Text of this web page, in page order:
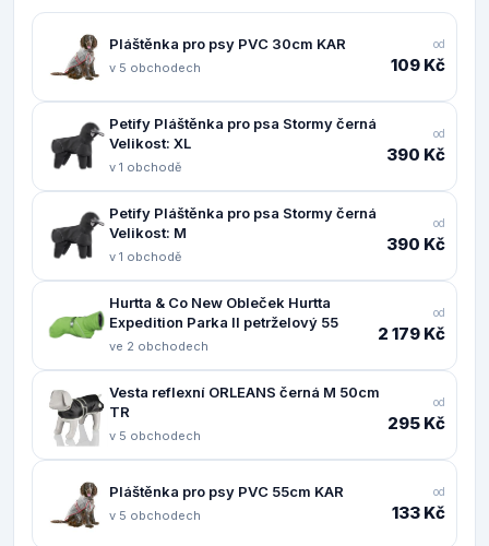
Pláštěnka pro psy PVC 30cm KAR
v 5 obchodech
od
109 Kč
Petify Pláštěnka pro psa Stormy černá
Velikost: XL
v 1 obchodě
od
390 Kč
Petify Pláštěnka pro psa Stormy černá
Velikost: M
v 1 obchodě
od
390 Kč
Hurtta & Co New Obleček Hurtta
Expedition Parka II petrželový 55
ve 2 obchodech
od
2 179 Kč
Vesta reflexní ORLEANS černá M 50cm
TR
v 5 obchodech
od
295 Kč
Pláštěnka pro psy PVC 55cm KAR
v 5 obchodech
od
133 Kč